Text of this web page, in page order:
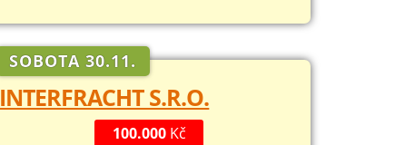
SOBOTA 30.11.
INTERFRACHT S.R.O.
100.000Kč